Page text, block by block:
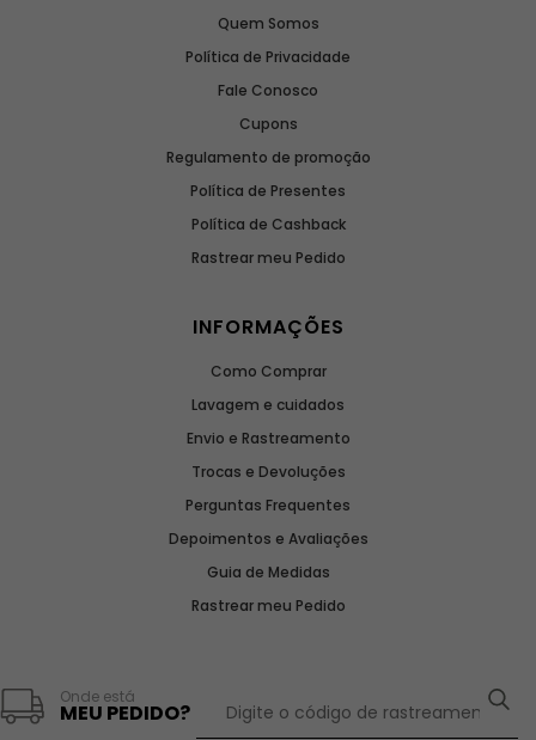
Quem Somos
Política de Privacidade
Fale Conosco
Cupons
Regulamento de promoção
Política de Presentes
Política de Cashback
Rastrear meu Pedido
INFORMAÇÕES
Como Comprar
Lavagem e cuidados
Envio e Rastreamento
Trocas e Devoluções
Perguntas Frequentes
Depoimentos e Avaliações
Guia de Medidas
Rastrear meu Pedido
Onde está
MEU PEDIDO?